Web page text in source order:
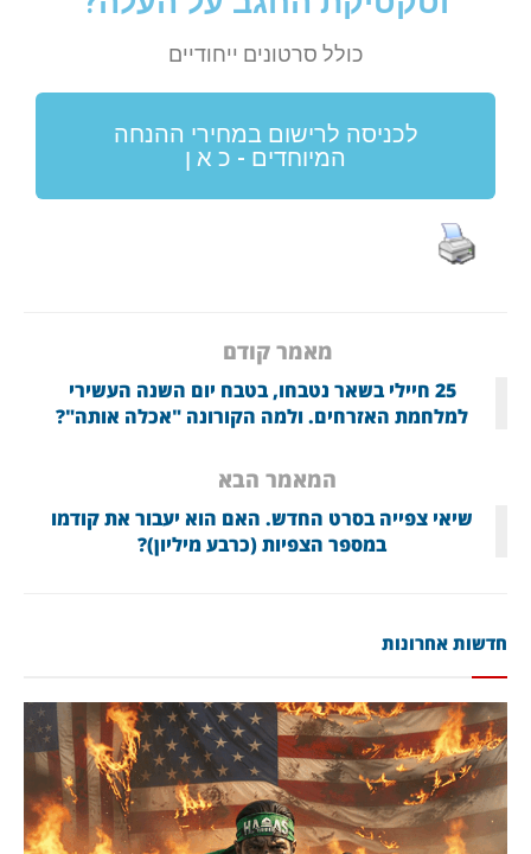
כולל סרטונים ייחודיים
לכניסה לרישום במחירי ההנחה
המיוחדים - כ א ן
מאמר קודם
25 חיילי בשאר נטבחו, בטבח יום השנה העשירי
למלחמת האזרחים. ולמה הקורונה "אכלה אותה"?
המאמר הבא
שיאי צפייה בסרט החדש. האם הוא יעבור את קודמו
במספר הצפיות (כרבע מיליון)?
חדשות אחרונות